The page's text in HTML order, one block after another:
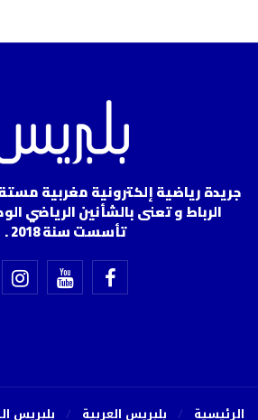
جريدة رياضية إلكترونية مغربية
الرباط و تعنى بالشأنين الرياضي
تأسست سنة 2018 .
الرئيسية بلبريس العربية بلبريس